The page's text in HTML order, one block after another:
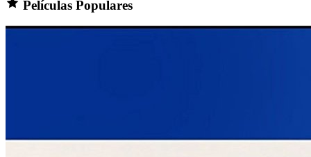
Películas Populares